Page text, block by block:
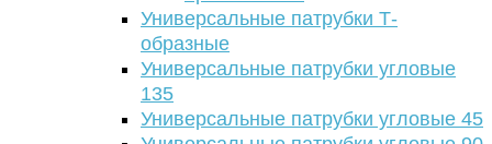
Универсальные патрубки Т-
образные
Универсальные патрубки угловые
135
Универсальные патрубки угловые 45